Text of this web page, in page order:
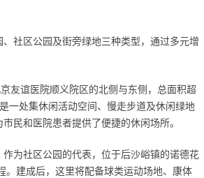
社区公园及街旁绿地三种类型，通过多元增
友谊医院顺义院区的北侧与东侧，总面积超
一处集休闲活动空间、慢走步道及休闲绿地
民和医院患者提供了便捷的休闲场所。
为社区公园的代表，位于后沙峪镇的诺德花
建成后，这里将配备球类运动场地、康体